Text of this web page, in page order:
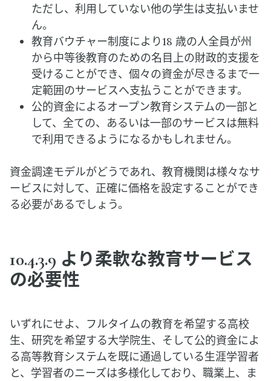
ただし、利用していない他の学生は支払いませ
ん。
教育バウチャー制度により18 歳の人全員が州
から中等後教育のための名目上の財政的支援を
受けることができ、個々の資金が尽きるまで一
定範囲のサービスへ支払うことができます。
公的資金によるオープン教育システムの一部と
して、全ての、あるいは一部のサービスは無料
で利用できるようになるかもしれません。
資金調達モデルがどうであれ、教育機関は様々なサ
ービスに対して、正確に価格を設定することができ
る必要があるでしょう。
10.4.3.9 より柔軟な教育サービス
の必要性
いずれにせよ、フルタイムの教育を希望する高校
生、研究を希望する大学院生、そして公的資金によ
る高等教育システムを既に通過している生涯学習者
と、学習者のニーズは多様化しており、職業上、ま